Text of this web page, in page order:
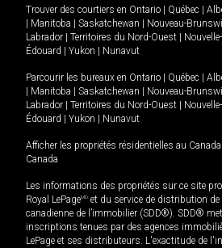
Trouver des courtiers en Ontario Québec
Manitoba Saskatchewan Nouveau-
Labrador
Territoires du Nord-Ouest
Édouard
Yukon Nunavut
Parcourir les bureaux en Ontario Québec
Manitoba Saskatchewan Nouveau-
Labrador
Territoires du Nord-Ouest
Édouard
Yukon Nunavut
Afficher les propriétés résidentielles au Canada
Canada
Les informations des propriétés sur ce site
Royal LePageMD et du service de distribution
canadienne de l’immobilier (SDD®). SDD®
inscriptions tenues par des agences
LePage et ses distributeurs. L'exactitude de